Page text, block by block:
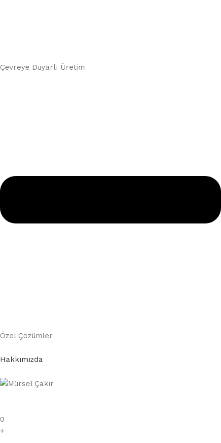
Çevreye Duyarlı Üretim
Özel Çözümler
Hakkımızda
0
+